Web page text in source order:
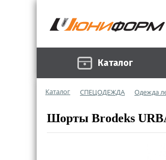
Каталог
Каталог СПЕЦОДЕЖДА Одежда
Шорты Brodeks